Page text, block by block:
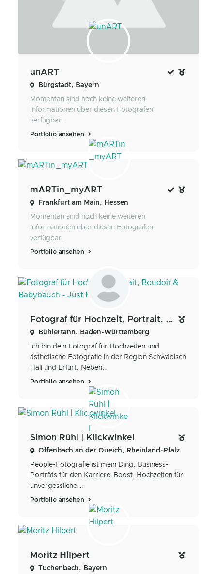
unART
Bürgstadt, Bayern
Momentan sind noch keine weiteren
Informationen über diesen Fotografen
verfügbar.
Portfolio ansehen
mARTin_myART
Frankfurt am Main, Hessen
Momentan sind noch keine weiteren
Informationen über diesen Fotografen
verfügbar.
Portfolio ansehen
Fotograf für Hochzeit, Portrait, Boudoir & Babybauch - Just Moments
Bühlertann, Baden-Württemberg
Ich bin dein Fotograf für Hochzeiten und
ästhetische Fotografie in der Region Schwäbisch
Hall und Erfurt. Neben...
Portfolio ansehen
Simon Rühl | Klickwinkel
Offenbach an der Queich, Rheinland-Pfalz
People-Fotografie ist mein Ding. Business-
Porträts für den Karriere-Boost, Hochzeiten für
unvergessliche...
Portfolio ansehen
Moritz Hilpert
Tuchenbach, Bayern